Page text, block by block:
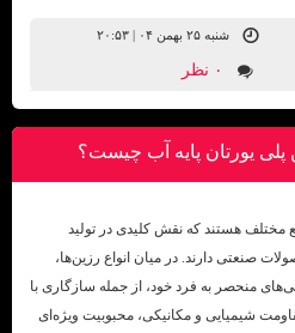
شنبه ۲۵ بهمن ۰۴ | ۲۰:۵۳
۰ نظر
پلی یورتان پایه آب چیست؟
مختلف هستند که نقش کلیدی در تولید
صنعتی دارند. در میان انواع رزین‌ها،
منحصر به فرد خود، از جمله سازگاری با
شیمیایی و مکانیکی، محبوبیت ویژه‌ای